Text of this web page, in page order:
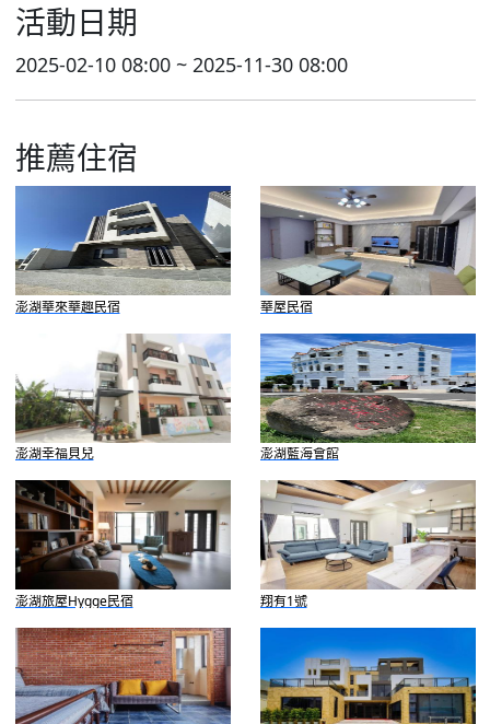
活動日期
2025-02-10 08:00 ~ 2025-11-30 08:00
推薦住宿
澎湖華來華趣民宿 華屋民宿
澎湖幸福貝兒 澎湖藍海會館
澎湖旅屋Hygge民宿 翔有1號